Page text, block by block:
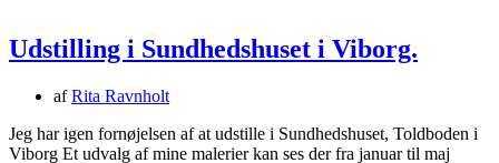
Udstilling i Sundhedshuset i Viborg.
afRita Ravnholt
Jeg har igen fornøjelsen af at udstille i Sundhedshuset, Toldboden i
Viborg Et udvalg af mine malerier kan ses der fra januar til maj